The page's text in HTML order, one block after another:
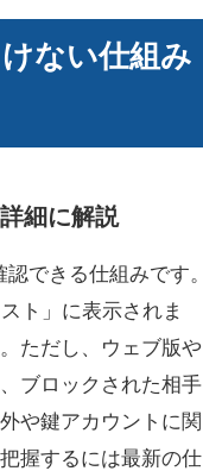
ない仕組み
細に解説
できる仕組みです。
ト」に表示されま
ただし、ウェブ版や
ブロックされた相手
や鍵アカウントに関
握するには最新の仕